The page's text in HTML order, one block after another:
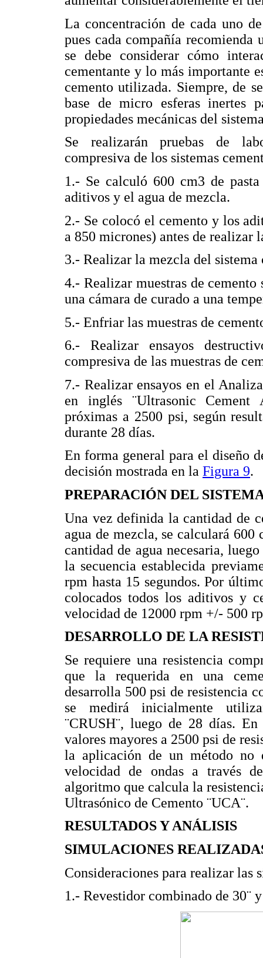
La concentración de cada uno
pues cada compañía
se debe considerar cómo
cementante y lo más importante
cemento utilizada. Siempre, de
base de micro esferas inertes
propiedades mecánicas del
Se realizarán pruebas de
compresiva de los sistemas
1.- Se calculó 600 cm3 de
aditivos y el agua de mezcla.
2.- Se colocó el cemento y los
a 850 micrones) antes de realizar
3.- Realizar la mezcla del
4.- Realizar muestras de
una cámara de curado a una
5.- Enfriar las muestras de
6.- Realizar ensayos
compresiva de las muestras de
7.- Realizar ensayos en el
en inglés ¨Ultrasonic Cement
próximas a 2500 psi, según
durante 28 días.
En forma general para el diseño
decisión mostrada en la Figura 9.
PREPARACIÓN DEL
Una vez definida la cantidad de
agua de mezcla, se calculará 600
cantidad de agua necesaria,
la secuencia establecida
rpm hasta 15 segundos. Por
colocados todos los aditivos y
velocidad de 12000 rpm +/- 500
DESARROLLO DE LA
Se requiere una resistencia
que la requerida en una
desarrolla 500 psi de resistencia
se medirá inicialmente
¨CRUSH¨, luego de 28 días.
valores mayores a 2500 psi de
la aplicación de un método no
velocidad de ondas a través
algoritmo que calcula la
Ultrasónico de Cemento ¨UCA¨.
RESULTADOS Y ANÁLISIS
SIMULACIONES
Consideraciones para realizar las
1.- Revestidor combinado de 30¨